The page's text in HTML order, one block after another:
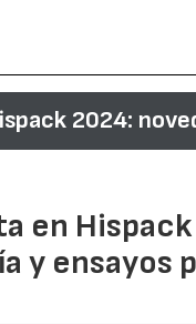
2024:
en
ensayos